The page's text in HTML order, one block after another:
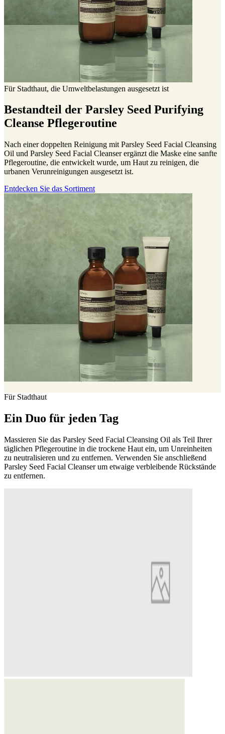
Für Stadthaut, die Umweltbelastungen ausgesetzt ist
Bestandteil der Parsley Seed Purifying
Cleanse Pflegeroutine
Nach einer doppelten Reinigung mit Parsley Seed Facial Cleansing
Oil und Parsley Seed Facial Cleanser ergänzt die Maske eine sanfte
Pflegeroutine, die entwickelt wurde, um Haut zu reinigen, die
urbanen Verunreinigungen ausgesetzt ist.
Entdecken Sie das Sortiment
Für Stadthaut
Ein Duo für jeden Tag
Massieren Sie das Parsley Seed Facial Cleansing Oil als Teil Ihrer
täglichen Pflegeroutine in die trockene Haut ein, um Unreinheiten
zu neutralisieren und zu entfernen. Verwenden Sie anschließend
Parsley Seed Facial Cleanser um etwaige verbleibende Rückstände
zu entfernen.